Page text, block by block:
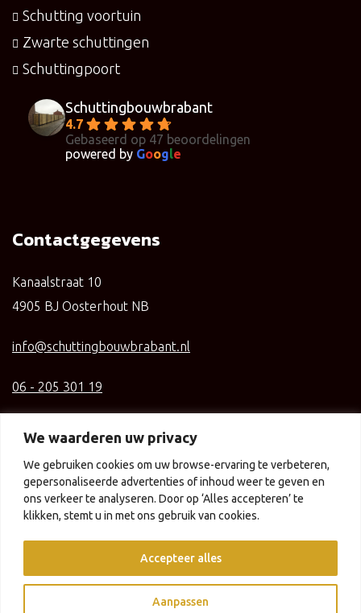
We waarderen uw privacy
We gebruiken cookies om uw browse-ervaring te verbeteren,
gepersonaliseerde advertenties of inhoud weer te geven en
ons verkeer te analyseren. Door op ‘Alles accepteren’ te
klikken, stemt u in met ons gebruik van cookies.
Aanpassen
Accepteer alles
Schutting voortuin
Zwarte schuttingen
Schuttingpoort
Schuttingbouwbrabant
4.7
Gebaseerd op 47 beoordelingen
powered by Google
Contactgegevens
Kanaalstraat 10
4905 BJ Oosterhout NB
info@schuttingbouwbrabant.nl
06 - 205 301 19
Algemene voorwaarden Privacyverklaring